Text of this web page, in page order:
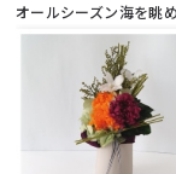
オールシーズン海を眺